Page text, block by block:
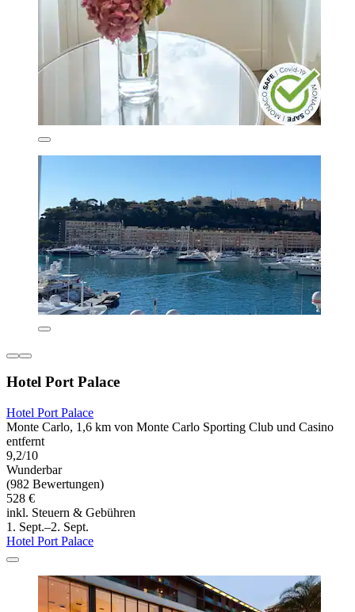
Hotel Port Palace
Hotel Port Palace
Monte Carlo, 1,6 km von Monte Carlo Sporting Club und Casino
entfernt
9,2/10
Wunderbar
(982 Bewertungen)
528 €
inkl. Steuern & Gebühren
1. Sept.–2. Sept.
Hotel Port Palace